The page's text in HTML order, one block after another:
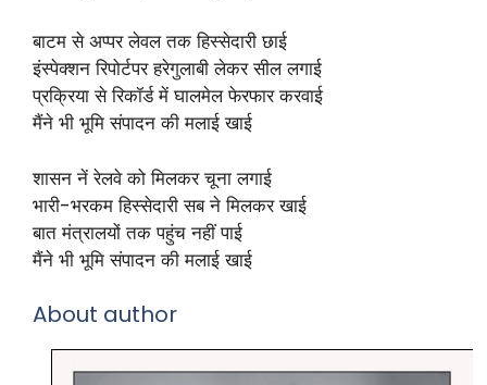
बाटम से अप्पर लेवल तक हिस्सेदारी छाई
इंस्पेक्शन रिपोर्टपर हरेगुलाबी लेकर सील लगाई
प्रक्रिया से रिकॉर्ड में घालमेल फेरफार करवाई
मैंने भी भूमि संपादन की मलाई खाई
शासन नें रेलवे को मिलकर चूना लगाई
भारी-भरकम हिस्सेदारी सब ने मिलकर खाई
बात मंत्रालयों तक पहुंच नहीं पाई
मैंने भी भूमि संपादन की मलाई खाई
About author